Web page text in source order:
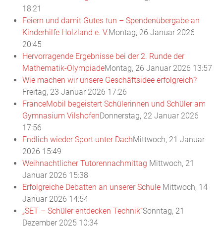
18:21
Feiern und damit Gutes tun – Spendenübergabe an
Kinderhilfe Holzland e. V.Montag, 26 Januar 2026
20:45
Hervorragende Ergebnisse bei der 2. Runde der
Mathematik-OlympiadeMontag, 26 Januar 2026 13:57
Wie machen wir unsere Geschäftsidee erfolgreich?
Freitag, 23 Januar 2026 17:26
FranceMobil begeistert Schülerinnen und Schüler am
Gymnasium VilshofenDonnerstag, 22 Januar 2026
17:56
Endlich wieder Sport unter DachMittwoch, 21 Januar
2026 15:49
Weihnachtlicher Tutorennachmittag Mittwoch, 21
Januar 2026 15:38
Erfolgreiche Debatten an unserer Schule Mittwoch, 14
Januar 2026 14:54
„SET – Schüler entdecken Technik“Sonntag, 21
Dezember 2025 10:34